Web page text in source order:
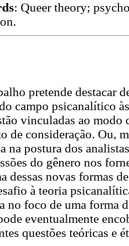
: Queer theory;
pretende destacar
campo psicanalítico
vinculadas ao modo
de consideração. Ou,
na postura dos
do gênero nos
dessas novas formas
à teoria
no foco de uma forma
eventualmente
questões teóricas e